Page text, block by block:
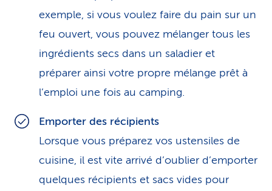
exemple, si vous voulez faire du pain sur un
feu ouvert, vous pouvez mélanger tous les
ingrédients secs dans un saladier et
préparer ainsi votre propre mélange prêt à
l’emploi une fois au camping.
Emporter des récipients
Lorsque vous préparez vos ustensiles de
cuisine, il est vite arrivé d’oublier d’emporter
quelques récipients et sacs vides pour